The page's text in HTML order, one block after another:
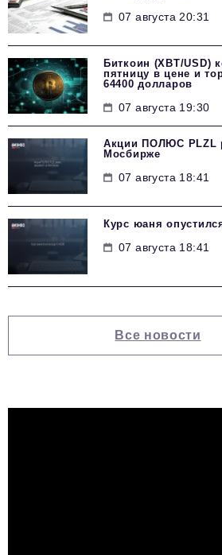
07 августа 20:31
Биткоин (XBT/USD)
пятницу в цене и
64400 долларов
07 августа 19:30
Акции ПОЛЮС PLZL
Мосбирже
07 августа 18:41
Курс юаня
07 августа 18:41
Все новости